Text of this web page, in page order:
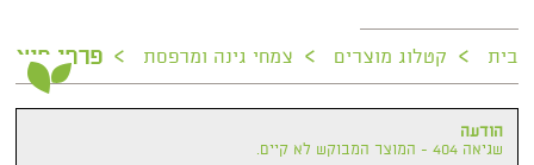
בית > קטלוג מוצרים > צמחי גינה ומרפסת > פרחי חוץ
הודעה
שגיאה 404 - המוצר המבוקש לא קיים.